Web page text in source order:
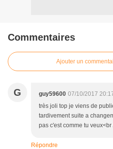
Commentaires
Ajouter un
G guy59600 07/10/2017
très joli top je viens de
tardivement suite a
pas c'est comme tu
Répondre